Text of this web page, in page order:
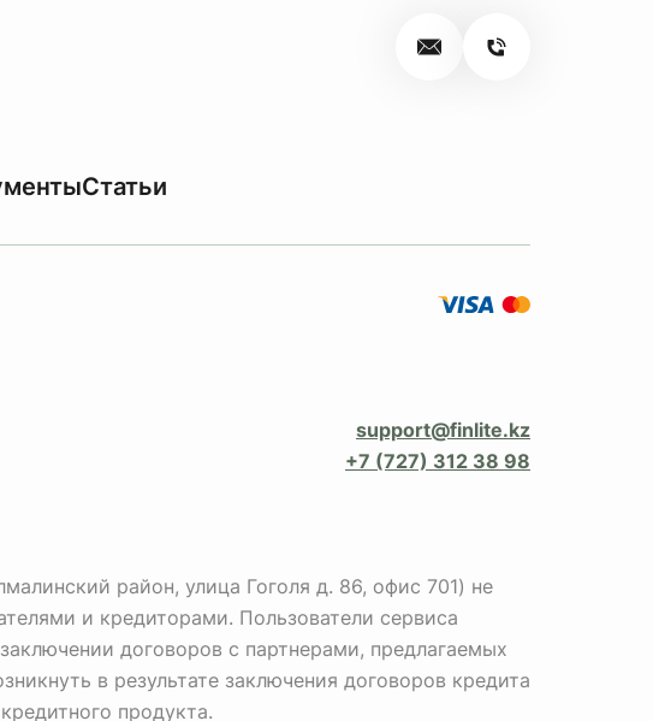
Статьи
support@finlite.kz
+7 (727) 312 38 98
район, улица Гоголя д. 86, офис 701) не
и кредиторами. Пользователи сервиса
договоров с партнерами, предлагаемых
в результате заключения договоров кредита
продукта.